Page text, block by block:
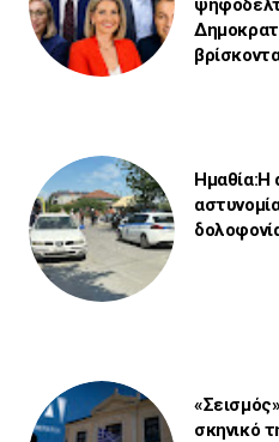
Ημαθία:Η
σκηνικό